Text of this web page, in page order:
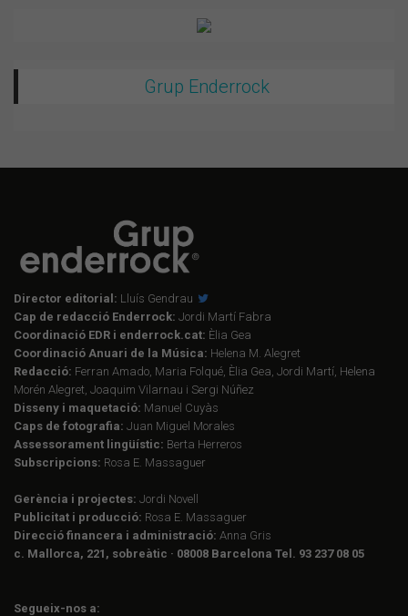
Grup Enderrock
Director editorial: Lluís Gendrau
Cap de redacció Enderrock: Jordi Martí Fabra
Coordinació EDR i enderrock.cat: Èlia Gea
Coordinació Anuari de la Música: Helena M. Alegret
Redacció: Ferran Amado, Maria Folqué, Èlia Gea, Jordi Martí, Helena
Morén Alegret, Joaquim Vilarnau i Sergi Núñez
Disseny i maquetació: Manuel Cuyàs
Caps de fotografia: Juan Miguel Morales
Assessorament lingüístic: Berta Herreros
Subscripcions: Rosa E. Massaguer
Gerència i projectes: Jordi Novell
Publicitat i producció: Rosa E. Massaguer
Direcció financera i administració: Anna Gris
c. Mallorca, 221, sobreàtic · 08008 Barcelona Tel. 93 237 08 05
Segueix-nos a: